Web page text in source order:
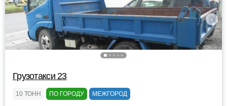
Грузотакси 23
10 ТОНН ПО ГОРОДУ МЕЖГОРОД